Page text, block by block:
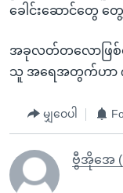
ခေါင်းဆောင်တွေ တွ
အခုလတ်တလောဖြစ်န
သူ အရေအတွက်ဟာ ၇
မျှဝေပါ
ဗွီအိုအေ (